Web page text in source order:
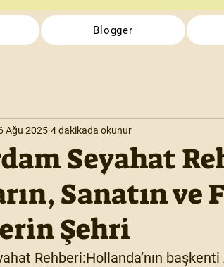
Blogger
Seyahat
Sanatın ve
Şehri
Ağu 2025 4 dakikada okunur
Rehberi:Hollanda’nın başkenti